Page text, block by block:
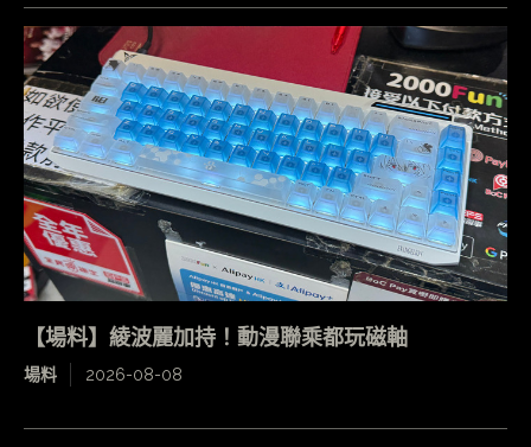
【場料】綾波麗加持！動漫聯乘都玩磁軸
場料 2026-08-08